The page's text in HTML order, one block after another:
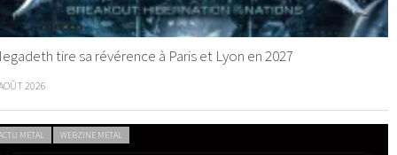
tire sa révérence à Paris et Lyon en 2027
2026
METAL WEBZINE METAL